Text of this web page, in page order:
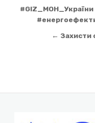
Навігація
записів
← Захисти